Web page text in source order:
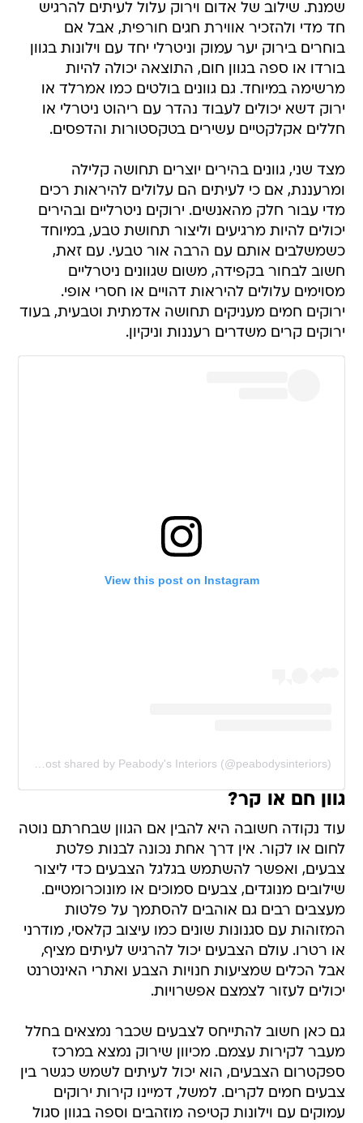
שמנת. שילוב של אדום וירוק עלול לעיתים להרגיש
חד מדי ולהזכיר אווירת חגים חורפית, אבל אם
בוחרים בירוק יער עמוק וניטרלי יחד עם וילונות בגוון
בורדו או ספה בגוון חום, התוצאה יכולה להיות
מרשימה במיוחד. גם גוונים בולטים כמו אמרלד או
ירוק דשא יכולים לעבוד נהדר עם ריהוט ניטרלי או
חללים אקלקטיים עשירים בטקסטורות והדפסים.
מצד שני, גוונים בהירים יוצרים תחושה קלילה
ומרעננת, אם כי לעיתים הם עלולים להיראות רכים
מדי עבור חלק מהאנשים. ירוקים ניטרליים ובהירים
יכולים להיות מרגיעים וליצור תחושת טבע, במיוחד
כשמשלבים אותם עם הרבה אור טבעי. עם זאת,
חשוב לבחור בקפידה, משום שגוונים ניטרליים
מסוימים עלולים להיראות דהויים או חסרי אופי.
ירוקים חמים מעניקים תחושה אדמתית וטבעית, בעוד
ירוקים קרים משדרים רעננות וניקיון.
View this post on Instagram
A post shared by Peabody's Interiors (@peabodysinteriors)
גוון חם או קר?
עוד נקודה חשובה היא להבין אם הגוון שבחרתם נוטה
לחום או לקור. אין דרך אחת נכונה לבנות פלטת
צבעים, ואפשר להשתמש בגלגל הצבעים כדי ליצור
שילובים מנוגדים, צבעים סמוכים או מונוכרומטיים.
מעצבים רבים גם אוהבים להסתמך על פלטות
המזוהות עם סגנונות שונים כמו עיצוב קלאסי, מודרני
או רטרו. עולם הצבעים יכול להרגיש לעיתים מציף,
אבל הכלים שמציעות חנויות הצבע ואתרי האינטרנט
יכולים לעזור לצמצם אפשרויות.
גם כאן חשוב להתייחס לצבעים שכבר נמצאים בחלל
מעבר לקירות עצמם. מכיוון שירוק נמצא במרכז
ספקטרום הצבעים, הוא יכול לעיתים לשמש כגשר בין
צבעים חמים לקרים. למשל, דמיינו קירות ירוקים
עמוקים עם וילונות קטיפה מוזהבים וספה בגוון סגול